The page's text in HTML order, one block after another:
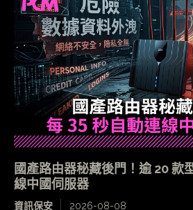
國產路由器秘藏後門！逾 20 款
線中國伺服器
資訊保安 2026-08-08